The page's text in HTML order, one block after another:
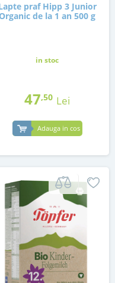
praf Hipp 3 Junior
Organic de la 1 an 500 g
in stoc
47,50 Lei
Adauga in cos